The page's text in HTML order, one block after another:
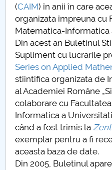
Relații Publice
Relații Internaționale
PNRR
Proiect PRIM STUD
Proiect SU-ETIC
Protecția datelor
UNIVERSITATE pentru
(CAIM) în anii în care
organizata împreuna cu
Matematica-Informatica
Din acest an Buletinul
Supliment cu lucrarile
Series on Applied
stiintifica organizata de
al Academiei Române
colaborare cu
Informatica a
când a fost trimis la
exemplar pentru a fi
aceasta baza de date.
Din 2005, Buletinul